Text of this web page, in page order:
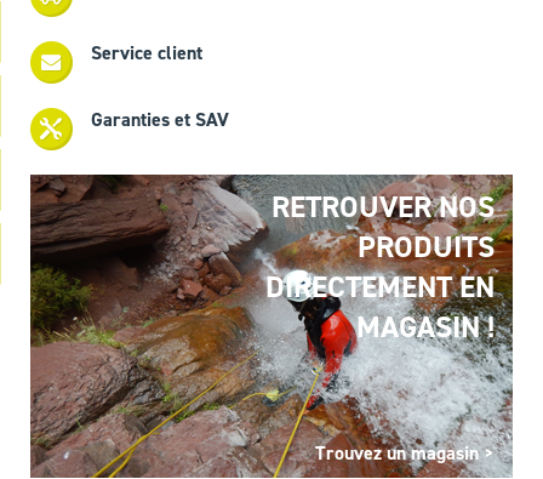
Service client
Garanties et SAV
RETROUVER NOS
PRODUITS
DIRECTEMENT EN
MAGASIN !
Trouvez un magasin >